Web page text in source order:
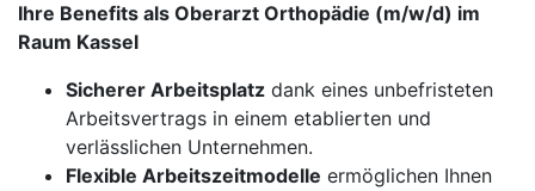
Ihre Benefits als Oberarzt Orthopädie (m/w/d) im
Raum Kassel
Sicherer Arbeitsplatz dank eines unbefristeten
Arbeitsvertrags in einem etablierten und
verlässlichen Unternehmen.
Flexible Arbeitszeitmodelle ermöglichen Ihnen